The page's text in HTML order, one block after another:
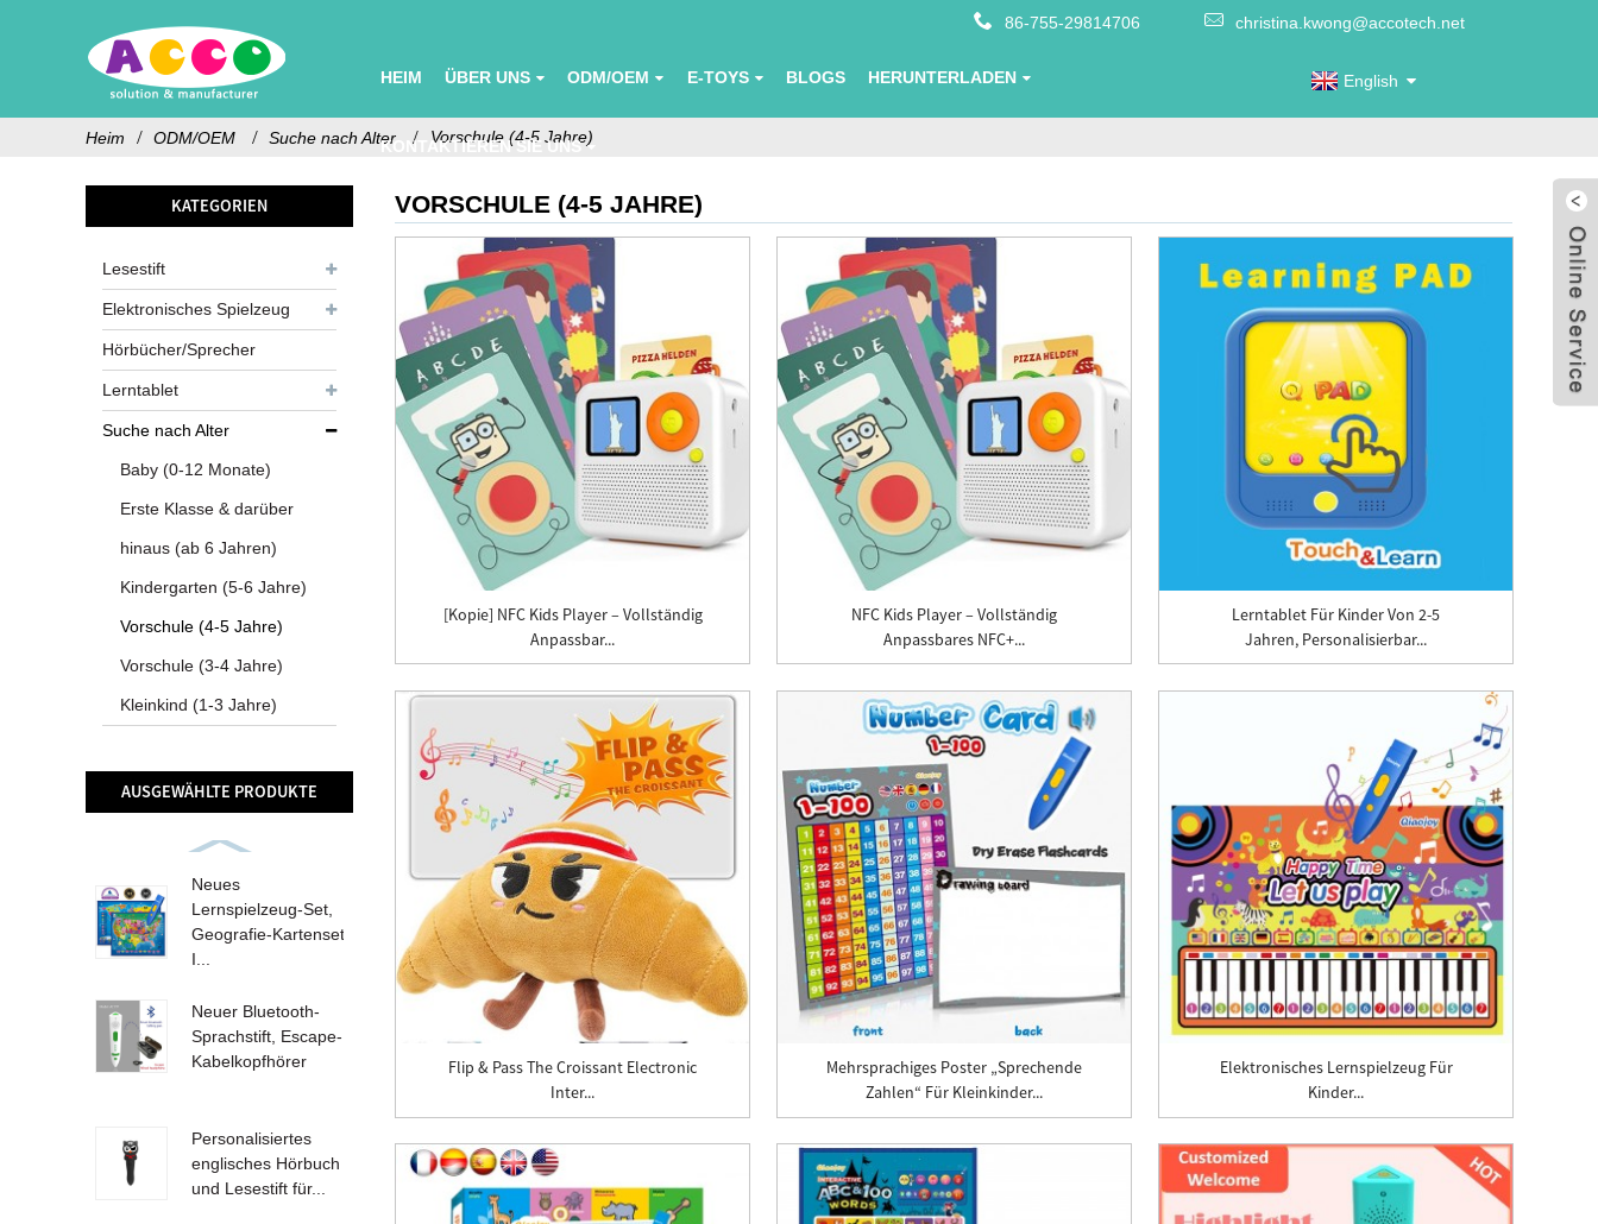
86-755-29814706 christina.kwong@accotech.net
HEIM ÜBER UNS ODM/OEM E-TOYS BLOGS HERUNTERLADEN
KONTAKTIEREN SIE UNS
English
Heim ODM/OEM Suche nach Alter Vorschule (4-5 Jahre)
KATEGORIEN
Lesestift
Elektronisches Spielzeug
Hörbücher/Sprecher
Lerntablet
Suche nach Alter
Baby (0-12 Monate)
Erste Klasse & darüber
hinaus (ab 6 Jahren)
Kindergarten (5-6 Jahre)
Vorschule (4-5 Jahre)
Vorschule (3-4 Jahre)
Kleinkind (1-3 Jahre)
AUSGEWÄHLTE PRODUKTE
Neues
Lernspielzeug-Set,
Geografie-Kartenset
I...
Neuer Bluetooth-
Sprachstift, Escape-
Kabelkopfhörer
Personalisiertes
englisches Hörbuch
und Lesestift für...
VORSCHULE (4-5 JAHRE)
[Kopie] NFC Kids Player – Vollständig
Anpassbar...
NFC Kids Player – Vollständig
Anpassbares NFC+...
Lerntablet Für Kinder Von 2-5
Jahren, Personalisierbar...
Flip & Pass The Croissant Electronic
Inter...
Mehrsprachiges Poster „Sprechende
Zahlen“ Für Kleinkinder...
Elektronisches Lernspielzeug Für
Kinder...